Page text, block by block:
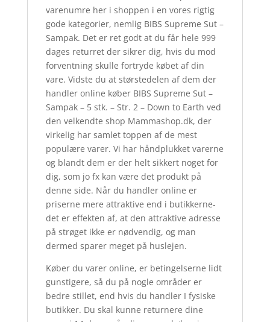
varenumre her i shoppen i en vores rigtig
gode kategorier, nemlig BIBS Supreme Sut –
Sampak. Det er ret godt at du får hele 999
dages returret der sikrer dig, hvis du mod
forventning skulle fortryde købet af din
vare. Vidste du at størstedelen af dem der
handler online køber BIBS Supreme Sut –
Sampak – 5 stk. – Str. 2 – Down to Earth ved
den velkendte shop Mammashop.dk, der
virkelig har samlet toppen af de mest
populære varer. Vi har håndplukket varerne
og blandt dem er der helt sikkert noget for
dig, som jo fx kan være det produkt på
denne side. Når du handler online er
priserne mere attraktive end i butikkerne-
det er effekten af, at den attraktive adresse
på strøget ikke er nødvendig, og man
dermed sparer meget på huslejen.
Køber du varer online, er betingelserne lidt
gunstigere, så du på nogle områder er
bedre stillet, end hvis du handler I fysiske
butikker. Du skal kunne returnere dine